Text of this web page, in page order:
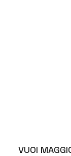
VUOI